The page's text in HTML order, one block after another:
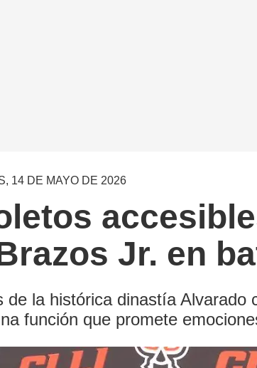
14 DE MAYO DE 2026
Jr. en
de la histórica dinastía
función que promete